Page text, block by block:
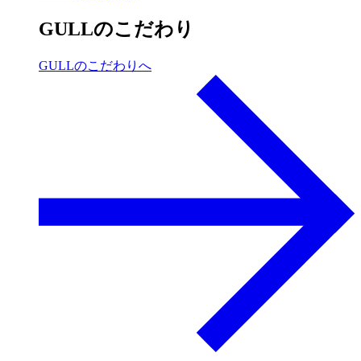
GULLのこだわり
GULLのこだわりへ